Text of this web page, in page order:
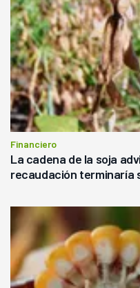
Financiero
La cadena de la soja
recaudación terminaría